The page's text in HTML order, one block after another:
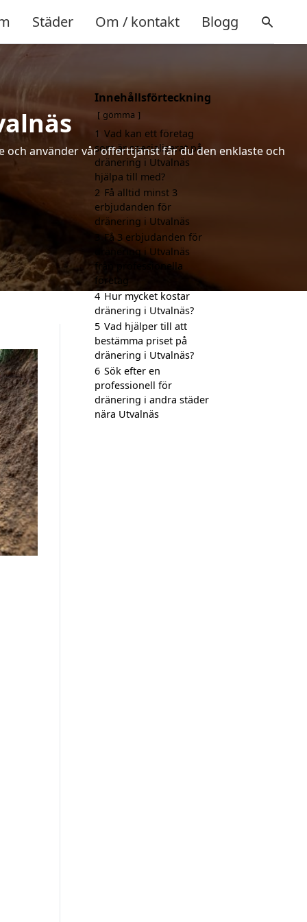
Städer Om / kontakt Blogg
använder vår offerttjänst får du den enklaste och
Innehållsförteckning
gömma
1 Vad kan ett företag
som är specialiserat på
dränering i Utvalnäs
hjälpa till med?
2 Få alltid minst 3
erbjudanden för
dränering i Utvalnäs
3 Få 3 erbjudanden för
dränering i Utvalnäs
från professionella
företag
4 Hur mycket kostar
dränering i Utvalnäs?
5 Vad hjälper till att
bestämma priset på
dränering i Utvalnäs?
6 Sök efter en
professionell för
dränering i andra städer
nära Utvalnäs